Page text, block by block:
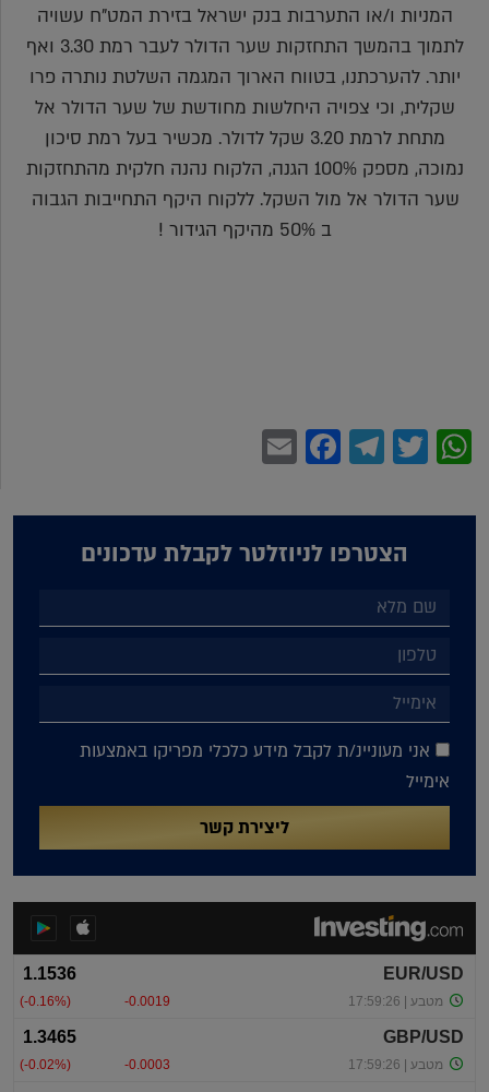
המניות ו/או התערבות בנק ישראל בזירת המט"ח עשויה
לתמוך בהמשך התחזקות שער הדולר לעבר רמת 3.30 ואף
יותר. להערכתנו, בטווח הארוך המגמה השלטת נותרה פרו
שקלית, וכי צפויה היחלשות מחודשת של שער הדולר אל
מתחת לרמת 3.20 שקל לדולר. מכשיר בעל רמת סיכון
נמוכה, מספק 100% הגנה, הלקוח נהנה חלקית מהתחזקות
שער הדולר אל מול השקל. ללקוח היקף התחייבות הגבוה
ב 50% מהיקף הגידור !
WhatsApp
Twitter
Telegram
Facebook
הצטרפו לניוזלטר לקבלת עדכונים
אני מעוניינ/ת לקבל מידע כלכלי מפריקו באמצעות
אימייל
ליצירת קשר